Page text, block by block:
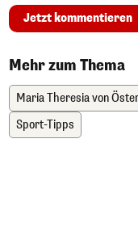
Jetzt kommentieren
Mehr zum Thema
Maria Theresia von
Sport-Tipps